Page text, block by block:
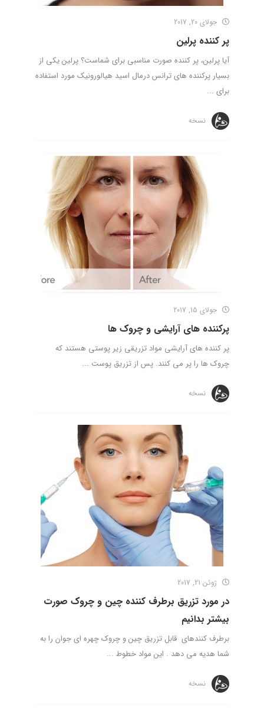
جولای 20, 2017
پر کننده پرلین
آیا پرلین، پر کننده صورت مناسبی برای شماست؟ پرلین یکی از
بسیار پرکننده های ترانس درمال اسید هیالورونیک مورد استفاده
برای ...
نسخه
جولای 15, 2017
پرکننده های آرایشی و چروک ها
پر کننده های آرایشی مواد تزریقی زیر پوستی هستند که
چروک ها را پر می کنند. پس از تزریق پوست ...
نسخه
ژوئن 21, 2017
در مورد تزریق برطرف کننده چین و چروک صورت
بیشتر بدانیم
برطرف کنندهای قابل تزریق چین و چروک چهره ای جوان را به
شما هدیه می دهد . این مواد خطوط ...
نسخه